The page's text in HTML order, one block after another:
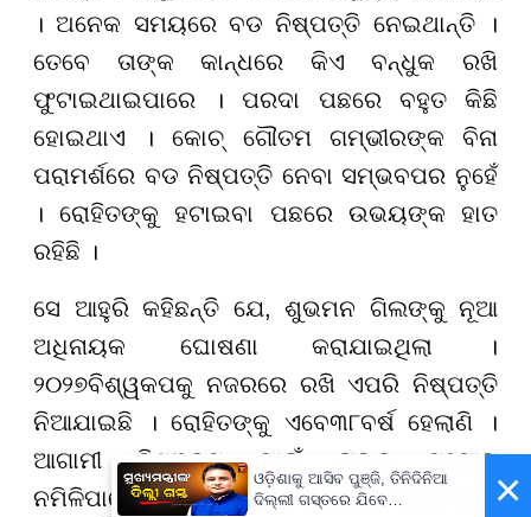
। ଅନେକ ସମୟରେ ବଡ ନିଷ୍ପତ୍ତି ନେଇଥାନ୍ତି ।
ତେବେ ତାଙ୍କ କାନ୍ଧରେ କିଏ ବନ୍ଧୁକ ରଖି
ଫୁଟାଇଥାଇପାରେ । ପରଦା ପଛରେ ବହୁତ କିଛି
ହୋଇଥାଏ । କୋଚ୍ ଗୌତମ ଗମ୍ଭୀରଙ୍କ ବିନା
ପରାମର୍ଶରେ ବଡ ନିଷ୍ପତ୍ତି ନେବା ସମ୍ଭବପର ନୁହେଁ
। ରୋହିତଙ୍କୁ ହଟାଇବା ପଛରେ ଉଭୟଙ୍କ ହାତ
ରହିଛି ।
ସେ ଆହୁରି କହିଛନ୍ତି ଯେ, ଶୁଭମନ ଗିଲଙ୍କୁ ନୂଆ
ଅଧିନାୟକ ଘୋଷଣା କରାଯାଇଥିଲା ।
୨୦୨୭ବିଶ୍ୱକପକୁ ନଜରରେ ରଖି ଏପରି ନିଷ୍ପତ୍ତି
ନିଆଯାଇଛି । ରୋହିତଙ୍କୁ ଏବେ୩୮ବର୍ଷ ହେଲାଣି ।
ଆଗାମୀ ବିଶ୍ୱକପ୍ ପାଇଁ ତାଙ୍କୁ ସୁଯୋଗ
ନମିଳିପାରେ । ତେବେ ରୋହିତ ଲଗାତାର ଭାବେ ଭଲ ×
ଓଡ଼ିଶାକୁ ଆସିବ ପୁଞ୍ଜି, ତିନିଦିନିଆ
ଦିଲ୍ଲୀ ଗସ୍ତରେ ଯିବେ